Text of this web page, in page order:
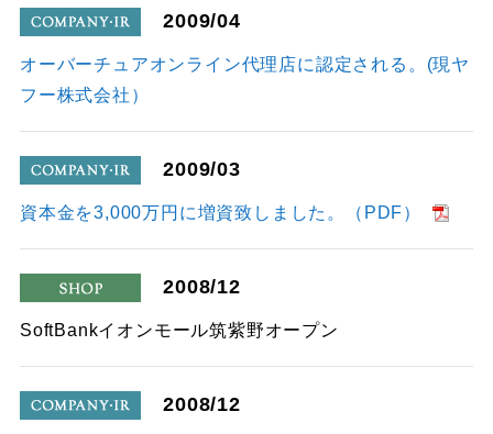
company
2009/04
オーバーチュアオンライン代理店に認定される。(現ヤ
フー株式会社）
company
2009/03
資本金を3,000万円に増資致しました。（PDF）
shop
2008/12
SoftBankイオンモール筑紫野オープン
2008/12